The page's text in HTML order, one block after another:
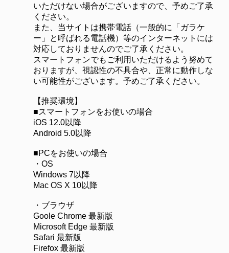
いただけない場合がございますので、予めご了承
ください。
また、当サイトは携帯電話（一般的に「ガラケ
ー」と呼ばれる電話機）等のインターネットには
対応しておりませんのでご了承ください。
スマートフォンでもご利用いただけるよう努めて
おりますが、視認性の不具合や、正常に動作しな
い可能性がございます。予めご了承ください。
【推奨環境】
■スマートフォンをお使いの場合
iOS 12.0以降
Android 5.0以降
■PCをお使いの場合
・OS
Windows 7以降
Mac OS X 10以降
・ブラウザ
Goole Chrome 最新版
Microsoft Edge 最新版
Safari 最新版
Firefox 最新版